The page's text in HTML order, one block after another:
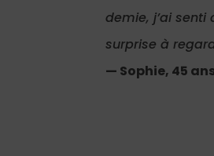
demie, j’ai
surprise à
— Sophie, 45